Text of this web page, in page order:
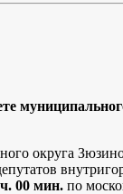
округа
00 мин. по